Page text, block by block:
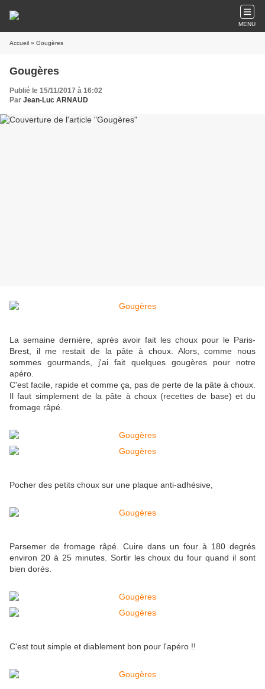
MENU
Accueil » Gougères
Gougères
Publié le 15/11/2017 à 16:02
Par Jean-Luc ARNAUD
La semaine dernière, après avoir fait les choux pour le Paris-
Brest, il me restait de la pâte à choux. Alors, comme nous
sommes gourmands, j'ai fait quelques gougères pour notre
apéro.
C'est facile, rapide et comme ça, pas de perte de la pâte à choux.
Il faut simplement de la pâte à choux (recettes de base) et du
fromage râpé.
Pocher des petits choux sur une plaque anti-adhésive,
Parsemer de fromage râpé. Cuire dans un four à 180 degrés
environ 20 à 25 minutes. Sortir les choux du four quand il sont
bien dorés.
C'est tout simple et diablement bon pour l'apéro !!